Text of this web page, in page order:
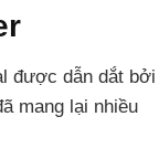
được dẫn dắt bởi
mang lại nhiều